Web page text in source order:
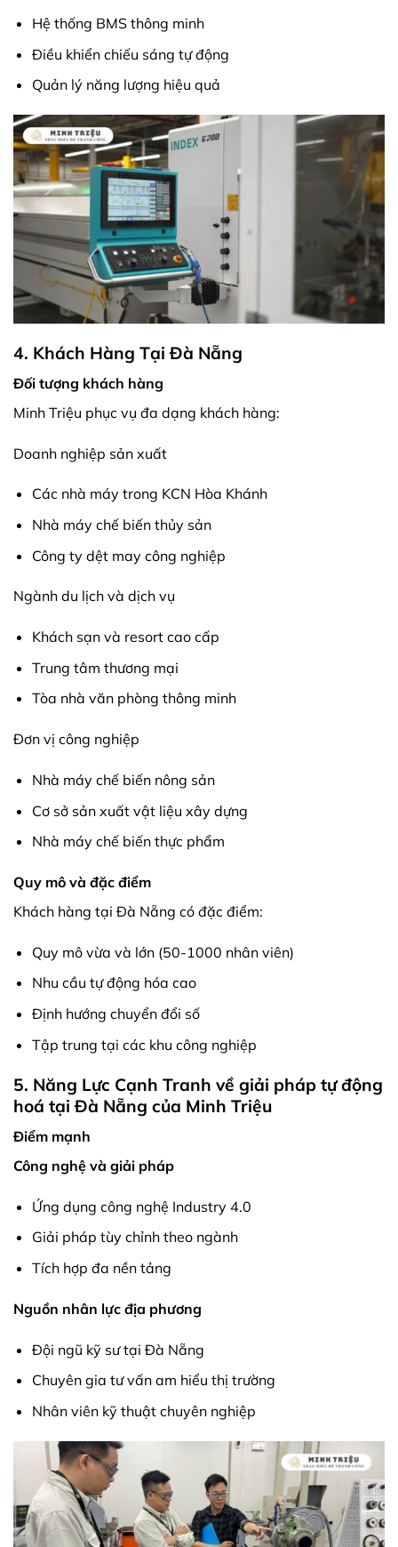
Hệ thống BMS thông minh
Điều khiển chiếu sáng tự động
Quản lý năng lượng hiệu quả
4. Khách Hàng Tại Đà Nẵng
Đối tượng khách hàng
Minh Triệu phục vụ đa dạng khách hàng:
Doanh nghiệp sản xuất
Các nhà máy trong KCN Hòa Khánh
Nhà máy chế biến thủy sản
Công ty dệt may công nghiệp
Ngành du lịch và dịch vụ
Khách sạn và resort cao cấp
Trung tâm thương mại
Tòa nhà văn phòng thông minh
Đơn vị công nghiệp
Nhà máy chế biến nông sản
Cơ sở sản xuất vật liệu xây dựng
Nhà máy chế biến thực phẩm
Quy mô và đặc điểm
Khách hàng tại Đà Nẵng có đặc điểm:
Quy mô vừa và lớn (50-1000 nhân viên)
Nhu cầu tự động hóa cao
Định hướng chuyển đổi số
Tập trung tại các khu công nghiệp
5. Năng Lực Cạnh Tranh về giải pháp tự động
hoá tại Đà Nẵng của Minh Triệu
Điểm mạnh
Công nghệ và giải pháp
Ứng dụng công nghệ Industry 4.0
Giải pháp tùy chỉnh theo ngành
Tích hợp đa nền tảng
Nguồn nhân lực địa phương
Đội ngũ kỹ sư tại Đà Nẵng
Chuyên gia tư vấn am hiểu thị trường
Nhân viên kỹ thuật chuyên nghiệp